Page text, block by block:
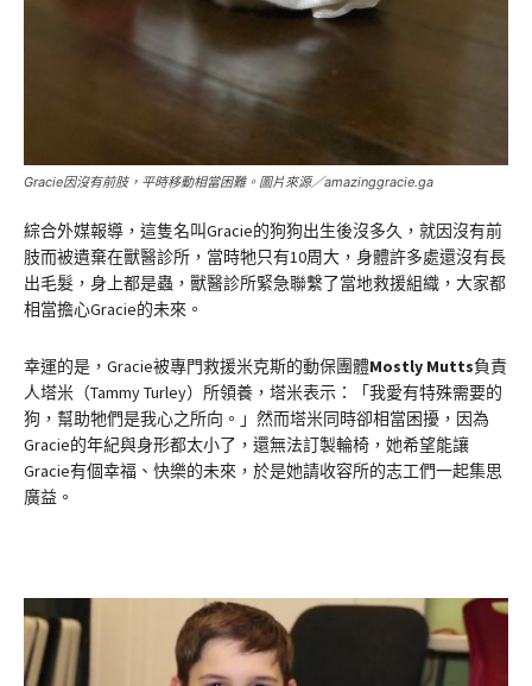
Gracie因沒有前肢，平時移動相當困難。圖片來源／amazinggracie.ga
綜合外媒報導，這隻名叫Gracie的狗狗出生後沒多久，就因沒有前
肢而被遺棄在獸醫診所，當時牠只有10周大，身體許多處還沒有長
出毛髮，身上都是蟲，獸醫診所緊急聯繫了當地救援組織，大家都
相當擔心Gracie的未來。
幸運的是，Gracie被專門救援米克斯的動保團體Mostly Mutts負責
人塔米（Tammy Turley）所領養，塔米表示：「我愛有特殊需要的
狗，幫助牠們是我心之所向。」然而塔米同時卻相當困擾，因為
Gracie的年紀與身形都太小了，還無法訂製輪椅，她希望能讓
Gracie有個幸福、快樂的未來，於是她請收容所的志工們一起集思
廣益。